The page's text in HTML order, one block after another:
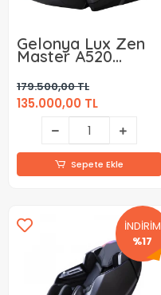
Gelonya Lux Zen
Master A520
Masaj Koltuğu
179.500,00 TL
135.000,00 TL
Sepete Ekle
İNDİRİM
%17